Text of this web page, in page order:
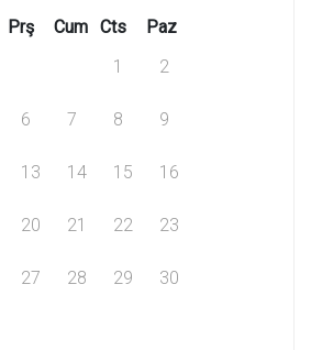
Prş Cum Cts
Paz
1
2
6 7 8 9
13 14 15 16
20 21 22 23
27 28 29 30